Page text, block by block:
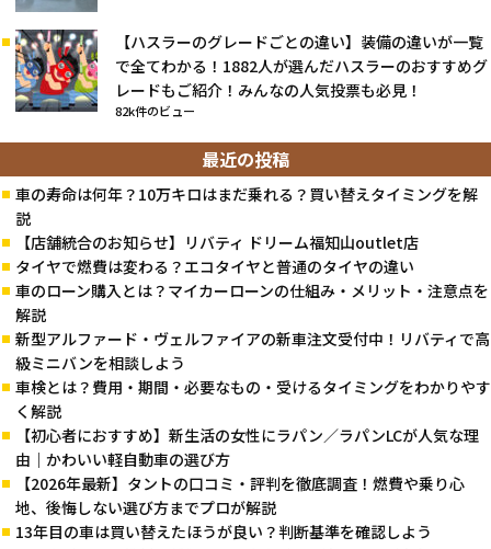
【ハスラーのグレードごとの違い】装備の違いが一覧
で全てわかる！1882人が選んだハスラーのおすすめグ
レードもご紹介！みんなの人気投票も必見！
82k件のビュー
最近の投稿
車の寿命は何年？10万キロはまだ乗れる？買い替えタイミングを解
説
【店舗統合のお知らせ】リバティ ドリーム福知山outlet店
タイヤで燃費は変わる？エコタイヤと普通のタイヤの違い
車のローン購入とは？マイカーローンの仕組み・メリット・注意点を
解説
新型アルファード・ヴェルファイアの新車注文受付中！リバティで高
級ミニバンを相談しよう
車検とは？費用・期間・必要なもの・受けるタイミングをわかりやす
く解説
【初心者におすすめ】新生活の女性にラパン／ラパンLCが人気な理
由｜かわいい軽自動車の選び方
【2026年最新】タントの口コミ・評判を徹底調査！燃費や乗り心
地、後悔しない選び方までプロが解説
13年目の車は買い替えたほうが良い？判断基準を確認しよう